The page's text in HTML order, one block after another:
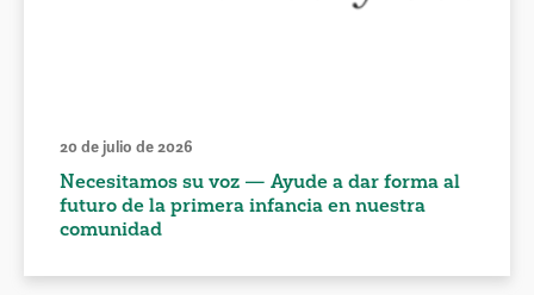
20 de julio de 2026
Necesitamos su voz — Ayude a dar forma al
futuro de la primera infancia en nuestra
comunidad